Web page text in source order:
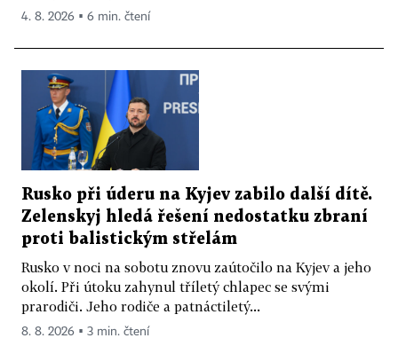
4. 8. 2026 ▪ 6 min. čtení
Rusko při úderu na Kyjev zabilo další dítě.
Zelenskyj hledá řešení nedostatku zbraní
proti balistickým střelám
Rusko v noci na sobotu znovu zaútočilo na Kyjev a jeho
okolí. Při útoku zahynul tříletý chlapec se svými
prarodiči. Jeho rodiče a patnáctiletý...
8. 8. 2026 ▪ 3 min. čtení